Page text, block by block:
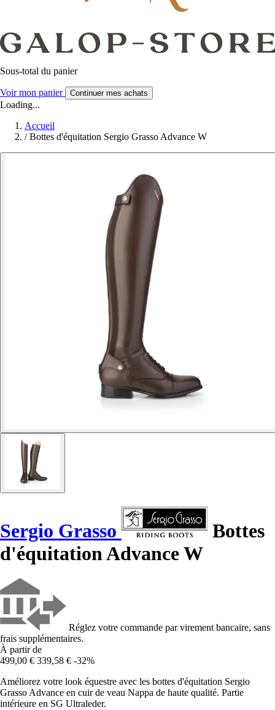
Sous-total du panier
Voir mon panier Continuer mes achats
Loading...
Accueil
/ Bottes d'équitation Sergio Grasso Advance W
Sergio Grasso
Bottes
d'équitation Advance W
Réglez votre commande par virement bancaire, sans
frais supplémentaires.
À partir de
499,00 € 339,58 € -32%
Améliorez votre look équestre avec les bottes d'équitation Sergio
Grasso Advance en cuir de veau Nappa de haute qualité. Partie
intérieure en SG Ultraleder.